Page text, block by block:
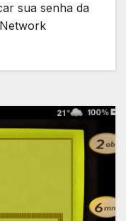
sua senha da